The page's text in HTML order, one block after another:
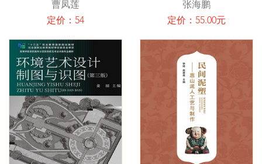
曹凤莲
定价：54
张海鹏
定价：55.00元